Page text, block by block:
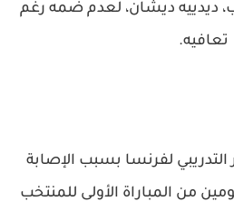
ديدييه ديشان، لعدم ضمه رغم
تعافيه.
لفرنسا بسبب الإصابة
يومين من المباراة الأولى للمنتخب